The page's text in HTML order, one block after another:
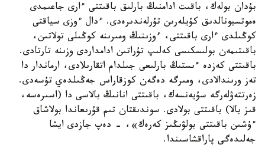
بۇدان بولەك، باقىت ادامنىڭ بارلىق باقىتتى ءارى جاعىمدى
ەموتسيونالدىق كۇيلەرىن تۇرلەندىرەدى. ءدال ءوزى سياقتى
كوڭىلدى ءارى باقىتتى، ءوزىنىڭ ومىرىنە كوڭىلى تولاتىن،
باقىتىمەن بولىسكىسى كەلىپ تۇراتىن ادامداردى وزىنە تارتادى.
باقىتتى كەزدە ءىستىڭ بارلىعى جىلدام اتقارىلادى، ارماندار دا
تەز ورىندالادى، ومىرگە دەگەن كوزقاراس جەڭىلدەي تۇسەدى.
زەرتتەۋلەرگە سۇيەنسەك، باقىتتى انانىڭ بالاسى دا (اسىرەسە،
قىز بالا) باقىتتى بولادى. سوندىقتان تىم قۇرىعاندا بولاشاق
ءۇشىن باقىتتى بولۋىڭىز كەرەك»، - دەپ جازدى ايشا
جەلىدەگى پاراقشاسىندا.